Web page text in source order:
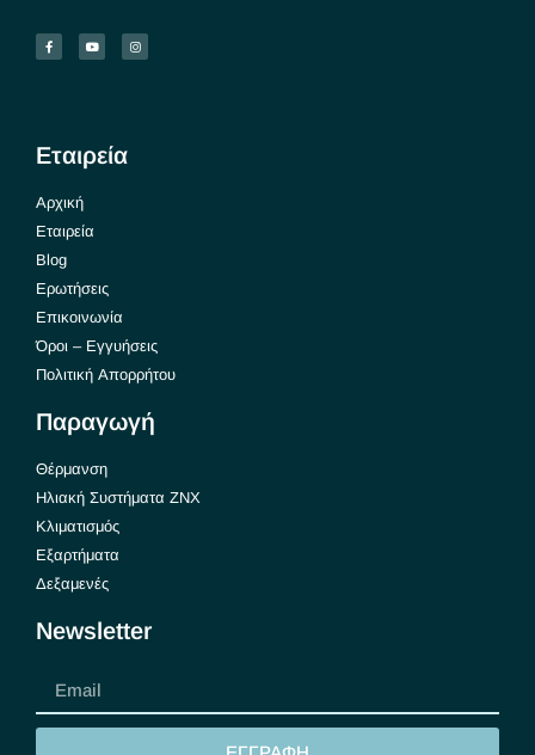
Εταιρεία
Αρχική
Εταιρεία
Blog
Ερωτήσεις
Επικοινωνία
Όροι – Εγγυήσεις
Πολιτική Απορρήτου
Παραγωγή
Θέρμανση
Ηλιακή Συστήματα ΖΝΧ
Κλιματισμός
Εξαρτήματα
Δεξαμενές
Newsletter